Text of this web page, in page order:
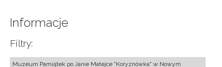
Informacje
Filtry:
Muzeum Pamiątek po Janie Matejce "Koryznówka" w Nowym